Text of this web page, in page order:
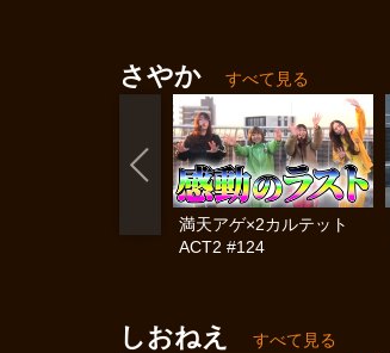
さやか すべて見る
満天アゲ×2カルテット
ACT2 #124
しおねえ すべて見る